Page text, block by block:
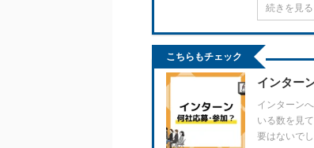
続きを見る
こちらもチェック
インター
インターン
いる数を見
要はないで